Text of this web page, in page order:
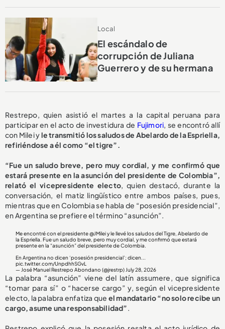
Local
El escándalo de
corrupción de Juliana
Guerrero y de su hermana
Restrepo, quien asistió el martes a la capital peruana para
participar en el acto de investidura de Fujimori, se encontró allí
con Milei yle transmitió los saludos de Abelardo de la Espriella,
refiriéndose a él como “el tigre”.
“Fue un saludo breve, pero muy cordial, y me confirmó que
estará presente en la asunción del presidente de Colombia”,
relató el vicepresidente electo, quien destacó, durante la
conversación, el matiz lingüístico entre ambos países, pues,
mientras que en Colombia se habla de “posesión presidencial”,
en Argentina se prefiere el término “asunción”.
Me encontré con el presidente@JMileiy le llevé los saludos del Tigre, Abelardo de
la Espriella. Fue un saludo breve, pero muy cordial, y me confirmó que estará
presente en la “asunción” del presidente de Colombia.
En Argentina no dicen ‘posesión presidencial’; dicen...
pic.twitter.com/UnpdhhSGvL
— José Manuel Restrepo Abondano (@jrestrp) July 28, 2026
La palabra “asunción” viene del latín assumere, que significa
“tomar para sí” o “hacerse cargo” y, según el vicepresidente
electo, la palabra enfatiza que el mandatario “no solo recibe un
cargo, asume una responsabilidad”.